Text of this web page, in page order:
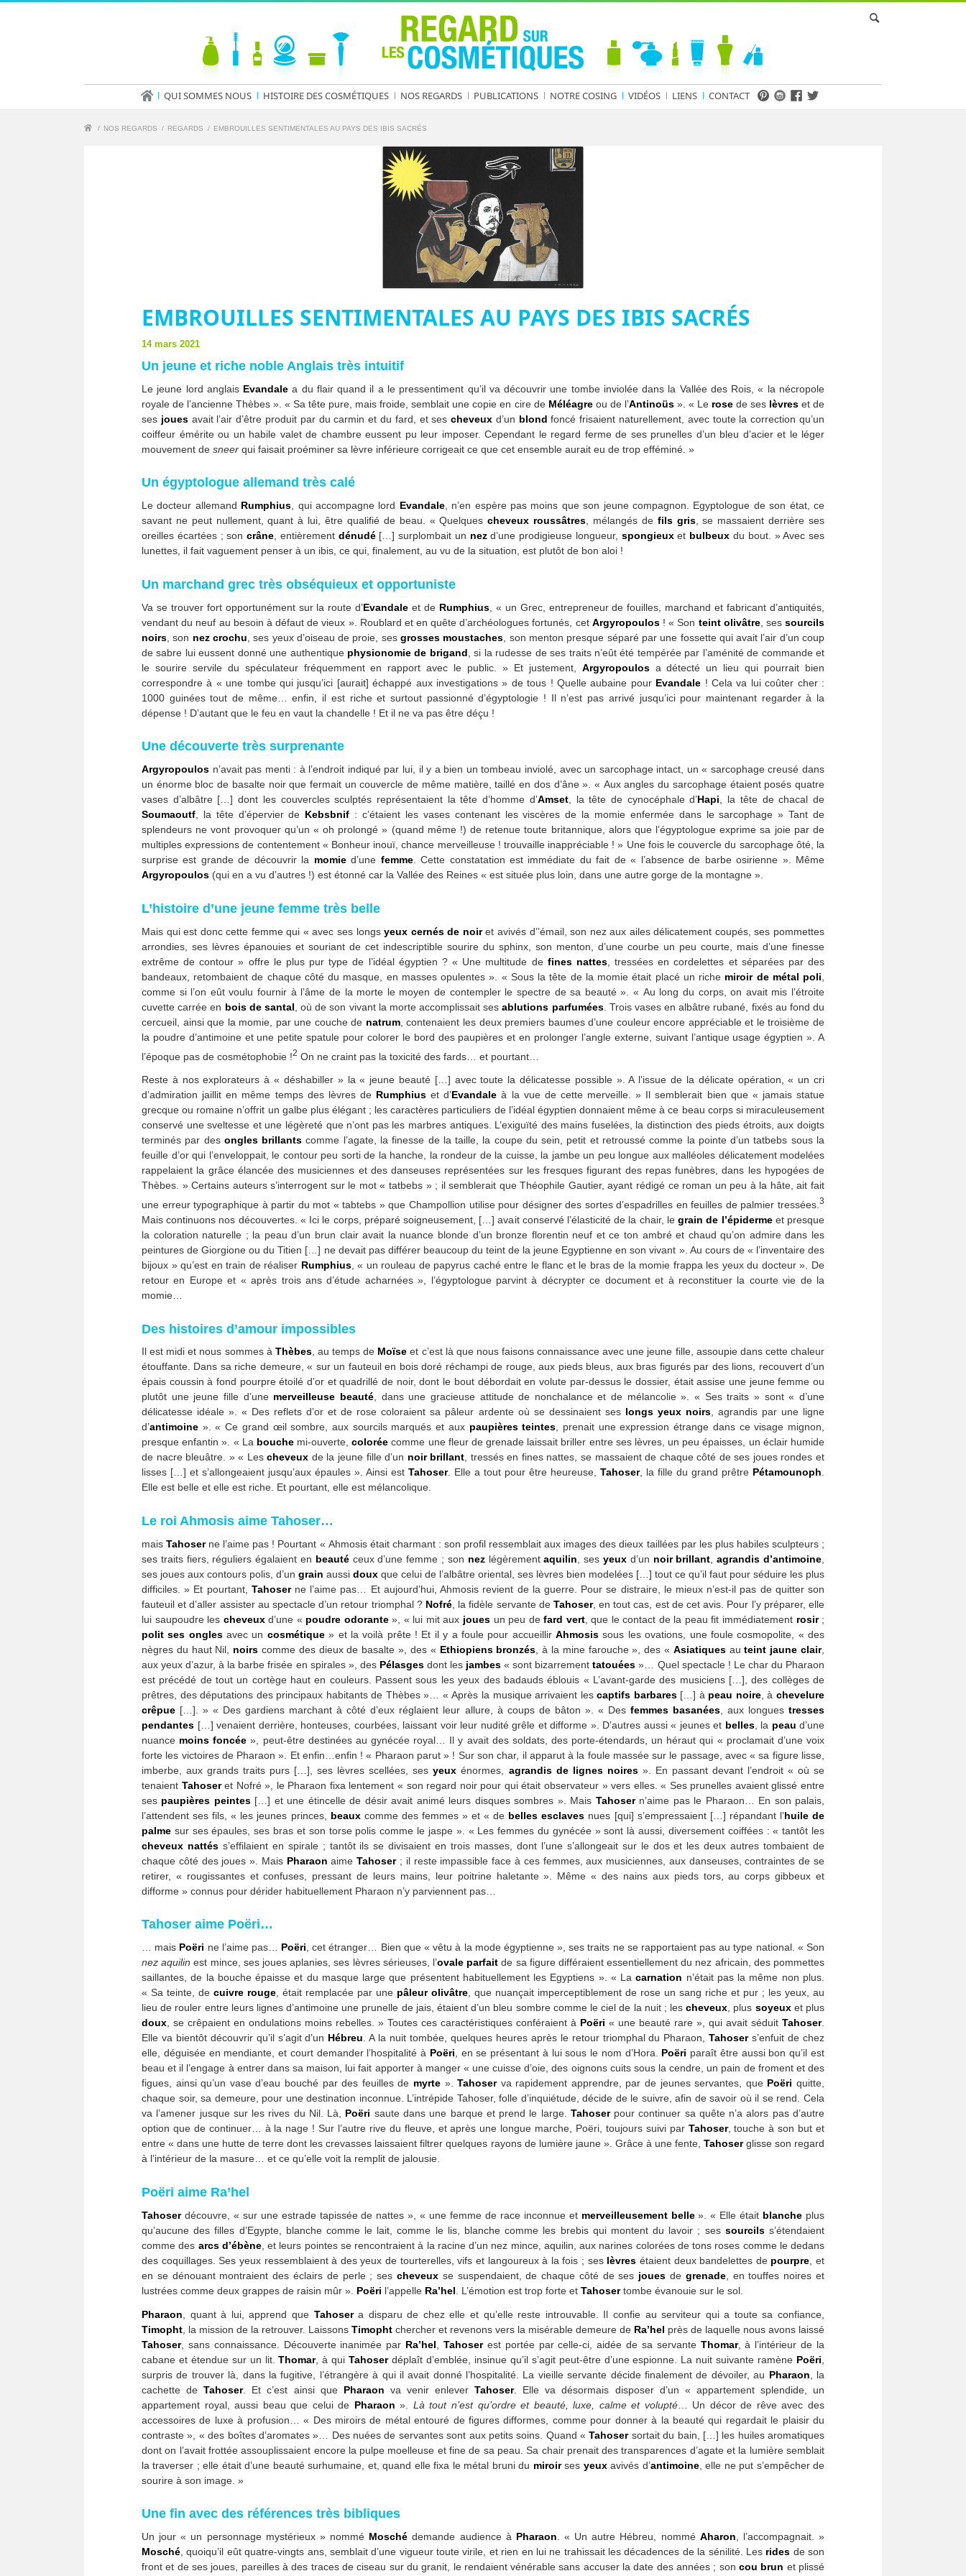
QUI SOMMES NOUS HISTOIRE DES COSMÉTIQUES NOS REGARDS PUBLICATIONS NOTRE COSING VIDÉOS LIENS CONTACT
/ NOS REGARDS / REGARDS / EMBROUILLES SENTIMENTALES AU PAYS DES IBIS SACRÉS
EMBROUILLES SENTIMENTALES AU PAYS DES IBIS SACRÉS
14 mars 2021
Un jeune et riche noble Anglais très intuitif
Le jeune lord anglais Evandale a du flair quand il a le pressentiment qu’il va découvrir une tombe inviolée dans la Vallée des Rois, « la nécropole
royale de l’ancienne Thèbes ». « Sa tête pure, mais froide, semblait une copie en cire de Méléagreou de l’Antinoüs». « Le rosede ses lèvreset de
ses jouesavait l’air d’être produit par du carmin et du fard, et sescheveux d’un blond foncé frisaient naturellement, avec toute la correction qu’un
coiffeur émérite ou un habile valet de chambre eussent pu leur imposer. Cependant le regard ferme de ses prunelles d’un bleu d’acier et le léger
mouvement de sneer qui faisait proéminer sa lèvre inférieure corrigeait ce que cet ensemble aurait eu de trop efféminé. »
Un égyptologue allemand très calé
Le docteur allemand Rumphius, qui accompagne lord Evandale, n’en espère pas moins que son jeune compagnon. Egyptologue de son état, ce
savant ne peut nullement, quant à lui, être qualifié de beau. « Quelquescheveux roussâtres, mélangés de fils gris, se massaient derrière ses
oreilles écartées ; soncrâne, entièrement dénudé[…] surplombait un nezd’une prodigieuse longueur, spongieuxet bulbeux du bout. » Avec ses
lunettes, il fait vaguement penser à un ibis, ce qui, finalement, au vu de la situation, est plutôt de bon aloi !
Un marchand grec très obséquieux et opportuniste
Va se trouver fort opportunément sur la route d’Evandale et de Rumphius, « un Grec, entrepreneur de fouilles, marchand et fabricant d’antiquités,
vendant du neuf au besoin à défaut de vieux ». Roublard et en quête d’archéologues fortunés, cet Argyropoulos! « Son teint olivâtre, sessourcils
noirs , son nez crochu , ses yeux d’oiseau de proie, sesgrosses moustaches , son menton presque séparé par une fossette qui avait l’air d’un coup
de sabre lui eussent donné une authentique physionomie de brigand , si la rudesse de ses traits n’eût été tempérée par l’aménité de commande et
le sourire servile du spéculateur fréquemment en rapport avec le public. » Et justement, Argyropoulosa détecté un lieu qui pourrait bien
correspondre à « une tombe qui jusqu’ici [aurait] échappé aux investigations » de tous ! Quelle aubaine pour Evandale ! Cela va lui coûter cher :
1000 guinées tout de même… enfin, il est riche et surtout passionné d’égyptologie ! Il n’est pas arrivé jusqu’ici pour maintenant regarder à la
dépense ! D’autant que le feu en vaut la chandelle ! Et il ne va pas être déçu !
Une découverte très surprenante
Argyropoulos n’avait pas menti : à l’endroit indiqué par lui, il y a bien un tombeau inviolé, avec un sarcophage intact, un « sarcophage creusé dans
un énorme bloc de basalte noir que fermait un couvercle de même matière, taillé en dos d’âne ». « Aux angles du sarcophage étaient posés quatre
vases d’albâtre […] dont les couvercles sculptés représentaient la tête d’homme d’Amset, la tête de cynocéphale d’Hapi, la tête de chacal de
Soumaoutf, la tête d’épervier de Kebsbnif : c’étaient les vases contenant les viscères de la momie enfermée dans le sarcophage » Tant de
splendeurs ne vont provoquer qu’un « oh prolongé » (quand même !) de retenue toute britannique, alors que l’égyptologue exprime sa joie par de
multiples expressions de contentement « Bonheur inouï, chance merveilleuse ! trouvaille inappréciable ! » Une fois le couvercle du sarcophage ôté, la
surprise est grande de découvrir la momied’une femme. Cette constatation est immédiate du fait de « l’absence de barbe osirienne ». Même
Argyropoulos (qui en a vu d’autres !) est étonné car la Vallée des Reines « est située plus loin, dans une autre gorge de la montagne ».
L’histoire d’une jeune femme très belle
Mais qui est donc cette femme qui « avec ses longsyeux cernés de noiret avivés d’’émail, son nez aux ailes délicatement coupés, ses pommettes
arrondies, ses lèvres épanouies et souriant de cet indescriptible sourire du sphinx, son menton, d’une courbe un peu courte, mais d’une finesse
extrême de contour » offre le plus pur type de l’idéal égyptien ? « Une multitude de fines nattes, tressées en cordelettes et séparées par des
bandeaux, retombaient de chaque côté du masque, en masses opulentes ». « Sous la tête de la momie était placé un riche miroir de métal poli
comme si l’on eût voulu fournir à l’âme de la morte le moyen de contempler le spectre de sa beauté ». « Au long du corps, on avait mis l’étroite
cuvette carrée en bois de santal , où de son vivant la morte accomplissait sesablutions parfumées. Trois vases en albâtre rubané, fixés au fond du
cercueil, ainsi que la momie, par une couche de natrum, contenaient les deux premiers baumes d’une couleur encore appréciable et le troisième de
la poudre d’antimoine et une petite spatule pour colorer le bord des paupières et en prolonger l’angle externe, suivant l’antique usage égyptien ». A
l’époque pas de cosmétophobie !2 On ne craint pas la toxicité des fards… et pourtant…
Reste à nos explorateurs à « déshabiller » la « jeune beauté […] avec toute la délicatesse possible ». A l’issue de la délicate opération, « un cri
d’admiration jaillit en même temps des lèvres de Rumphius et d’Evandale à la vue de cette merveille. » Il semblerait bien que « jamais statue
grecque ou romaine n’offrit un galbe plus élégant ; les caractères particuliers de l’idéal égyptien donnaient même à ce beau corps si miraculeusement
conservé une sveltesse et une légèreté que n’ont pas les marbres antiques. L’exiguïté des mains fuselées, la distinction des pieds étroits, aux doigts
terminés par des ongles brillants comme l’agate, la finesse de la taille, la coupe du sein, petit et retroussé comme la pointe d’un tatbebs sous la
feuille d’or qui l’enveloppait, le contour peu sorti de la hanche, la rondeur de la cuisse, la jambe un peu longue aux malléoles délicatement modelées
rappelaient la grâce élancée des musiciennes et des danseuses représentées sur les fresques figurant des repas funèbres, dans les hypogées de
Thèbes. » Certains auteurs s’interrogent sur le mot « tatbebs » ; il semblerait que Théophile Gautier, ayant rédigé ce roman un peu à la hâte, ait fait
une erreur typographique à partir du mot « tabtebs » que Champollion utilise pour désigner des sortes d’espadrilles en feuilles de palmier tressées. 3
Mais continuons nos découvertes. « Ici le corps, préparé soigneusement, […] avait conservé l’élasticité de la chair, legrain de l’épidermeet presque
la coloration naturelle ; la peau d’un brun clair avait la nuance blonde d’un bronze florentin neuf et ce ton ambré et chaud qu’on admire dans les
peintures de Giorgione ou du Titien […] ne devait pas différer beaucoup du teint de la jeune Egyptienne en son vivant ». Au cours de « l’inventaire des
bijoux » qu’est en train de réaliser Rumphius, « un rouleau de papyrus caché entre le flanc et le bras de la momie frappa les yeux du docteur ». De
retour en Europe et « après trois ans d’étude acharnées », l’égyptologue parvint à décrypter ce document et à reconstituer la courte vie de la
momie…
Des histoires d’amour impossibles
Il est midi et nous sommes à Thèbes, au temps de Moïse et c’est là que nous faisons connaissance avec une jeune fille, assoupie dans cette chaleur
étouffante. Dans sa riche demeure, « sur un fauteuil en bois doré réchampi de rouge, aux pieds bleus, aux bras figurés par des lions, recouvert d’un
épais coussin à fond pourpre étoilé d’or et quadrillé de noir, dont le bout débordait en volute par-dessus le dossier, était assise une jeune femme ou
plutôt une jeune fille d’une merveilleuse beauté, dans une gracieuse attitude de nonchalance et de mélancolie ». « Ses traits » sont « d’une
délicatesse idéale ». « Des reflets d’or et de rose coloraient sa pâleur ardente où se dessinaient ses longs yeux noirs, agrandis par une ligne
d’antimoine ». « Ce grand œil sombre, aux sourcils marqués et aux paupières teintes, prenait une expression étrange dans ce visage mignon,
presque enfantin ». « La bouchemi-ouverte,colorée comme une fleur de grenade laissait briller entre ses lèvres, un peu épaisses, un éclair humide
de nacre bleuâtre. » « Lescheveux de la jeune fille d’un noir brillant, tressés en fines nattes, se massaient de chaque côté de ses joues rondes et
lisses […] et s’allongeaient jusqu’aux épaules ». Ainsi est Tahoser. Elle a tout pour être heureuse, Tahoser, la fille du grand prêtre Pétamounoph.
Elle est belle et elle est riche. Et pourtant, elle est mélancolique.
Le roi Ahmosis aime Tahoser…
maisTahoserne l’aime pas ! Pourtant « Ahmosis était charmant : son profil ressemblait aux images des dieux taillées par les plus habiles sculpteurs ;
ses traits fiers, réguliers égalaient en beautéceux d’une femme ; son nezlégèrementaquilin , ses yeuxd’un noir brillant ,agrandis d’antimoine
ses joues aux contours polis, d’un grain aussi doux que celui de l’albâtre oriental, ses lèvres bien modelées […] tout ce qu’il faut pour séduire les plus
difficiles. » Et pourtant, Tahoserne l’aime pas… Et aujourd’hui, Ahmosis revient de la guerre. Pour se distraire, le mieux n’est-il pas de quitter son
fauteuil et d’aller assister au spectacle d’un retour triomphal ? Nofré, la fidèle servante de Tahoser, en tout cas, est de cet avis. Pour l’y préparer, elle
lui saupoudre les cheveuxd’une « poudre odorante», « lui mit aux jouesun peu defard vert, que le contact de la peau fit immédiatement rosir;
polit ses onglesavec un cosmétique» et la voilà prête ! Et il y a foule pour accueillirAhmosis sous les ovations, une foule cosmopolite, « des
nègres du haut Nil, noirs comme des dieux de basalte », des « Ethiopiens bronzés , à la mine farouche », des « Asiatiquesauteint jaune clair,
aux yeux d’azur, à la barbe frisée en spirales », des Pélasgesdont les jambes « sont bizarrementtatouées »… Quel spectacle ! Le char du Pharaon
est précédé de tout un cortège haut en couleurs. Passent sous les yeux des badauds éblouis « L’avant-garde des musiciens […], des collèges de
prêtres, des députations des principaux habitants de Thèbes »… « Après la musique arrivaient lescaptifs barbares[…] à peau noire, àchevelure
crêpue […]. » « Des gardiens marchant à côté d’eux réglaient leur allure, à coups de bâton ». « Des femmes basanées, aux longuestresses
pendantes […] venaient derrière, honteuses, courbées, laissant voir leur nudité grêle et difforme ». D’autres aussi « jeunes et belles, la peau d’une
nuance moins foncée », peut-être destinées au gynécée royal… Il y avait des soldats, des porte-étendards, un héraut qui « proclamait d’une voix
forte les victoires de Pharaon ». Et enfin…enfin ! « Pharaon parut » ! Sur son char, il apparut à la foule massée sur le passage, avec « sa figure lisse,
imberbe, aux grands traits purs […], ses lèvres scellées, sesyeux énormes, agrandis de lignes noires». En passant devant l’endroit « où se
tenaient Tahoseret Nofré », le Pharaon fixa lentement « son regard noir pour qui était observateur » vers elles. « Ses prunelles avaient glissé entre
ses paupières peintes[…] et une étincelle de désir avait animé leurs disques sombres ». Mais Tahoser n’aime pas le Pharaon… En son palais,
l’attendent ses fils, « les jeunes princes, beauxcomme des femmes » et « de belles esclaves nues [qui] s’empressaient […] répandant l’huile de
palme sur ses épaules, ses bras et son torse polis comme le jaspe ». « Les femmes du gynécée » sont là aussi, diversement coiffées : « tantôt les
cheveux nattéss’effilaient en spirale ; tantôt ils se divisaient en trois masses, dont l’une s’allongeait sur le dos et les deux autres tombaient de
chaque côté des joues ». Mais Pharaon aimeTahoser; il reste impassible face à ces femmes, aux musiciennes, aux danseuses, contraintes de se
retirer, « rougissantes et confuses, pressant de leurs mains, leur poitrine haletante ». Même « des nains aux pieds tors, au corps gibbeux et
difforme » connus pour dérider habituellement Pharaon n’y parviennent pas…
Tahoser aime Poëri…
… mais Poëri ne l’aime pas… Poëri, cet étranger… Bien que « vêtu à la mode égyptienne », ses traits ne se rapportaient pas au type national. « Son
nez aquilin est mince, ses joues aplanies, ses lèvres sérieuses, l’ovale parfait de sa figure différaient essentiellement du nez africain, des pommettes
saillantes, de la bouche épaisse et du masque large que présentent habituellement les Egyptiens ». « Lacarnation n’était pas la même non plus.
« Sa teinte, de cuivre rouge, était remplacée par une pâleur olivâtre, que nuançait imperceptiblement de rose un sang riche et pur ; les yeux, au
lieu de rouler entre leurs lignes d’antimoine une prunelle de jais, étaient d’un bleu sombre comme le ciel de la nuit ; lescheveux, plus soyeuxet plus
doux, se crêpaient en ondulations moins rebelles. » Toutes ces caractéristiques conféraient à Poëri « une beauté rare », qui avait séduit Tahoser.
Elle va bientôt découvrir qu’il s’agit d’un Hébreu. A la nuit tombée, quelques heures après le retour triomphal du Pharaon,Tahosers’enfuit de chez
elle, déguisée en mendiante, et court demander l’hospitalité à Poëri, en se présentant à lui sous le nom d’Hora. Poëri paraît être aussi bon qu’il est
beau et il l’engage à entrer dans sa maison, lui fait apporter à manger « une cuisse d’oie, des oignons cuits sous la cendre, un pain de froment et des
figues, ainsi qu’un vase d’eau bouché par des feuilles de myrte».Tahoserva rapidement apprendre, par de jeunes servantes, que Poëri quitte,
chaque soir, sa demeure, pour une destination inconnue. L’intrépide Tahoser, folle d’inquiétude, décide de le suivre, afin de savoir où il se rend. Cela
va l’amener jusque sur les rives du Nil. Là, Poëri saute dans une barque et prend le large. Tahoserpour continuer sa quête n’a alors pas d’autre
option que de continuer… à la nage ! Sur l’autre rive du fleuve, et après une longue marche, Poëri, toujours suivi par Tahoser, touche à son but et
entre « dans une hutte de terre dont les crevasses laissaient filtrer quelques rayons de lumière jaune ». Grâce à une fente, Tahoserglisse son regard
à l’intérieur de la masure… et ce qu’elle voit la remplit de jalousie.
Poëri aime Ra’hel
Tahoserdécouvre, « sur une estrade tapissée de nattes », « une femme de race inconnue et merveilleusement belle». « Elle était blanche plus
qu’aucune des filles d’Egypte, blanche comme le lait, comme le lis, blanche comme les brebis qui montent du lavoir ; ses sourcilss’étendaient
comme des arcs d’ébène, et leurs pointes se rencontraient à la racine d’un nez mince, aquilin, aux narines colorées de tons roses comme le dedans
des coquillages. Ses yeux ressemblaient à des yeux de tourterelles, vifs et langoureux à la fois ; ses lèvres étaient deux bandelettes de pourpre , et
en se dénouant montraient des éclairs de perle ; ses cheveuxse suspendaient, de chaque côté de ses joues de grenade, en touffes noires et
lustrées comme deux grappes de raisin mûr ». Poëri l’appelle Ra’hel . L’émotion est trop forte et Tahosertombe évanouie sur le sol.
Pharaon , quant à lui, apprend que Tahosera disparu de chez elle et qu’elle reste introuvable. Il confie au serviteur qui a toute sa confiance,
Timopht , la mission de la retrouver. Laissons Timopht chercher et revenons vers la misérable demeure de Ra’hel près de laquelle nous avons laissé
Tahoser, sans connaissance. Découverte inanimée par Ra’hel Tahoserest portée par celle-ci, aidée de sa servante Thomar, à l’intérieur de la
cabane et étendue sur un lit.Thomar, à quiTahoserdéplaît d’emblée, insinue qu’il s’agit peut-être d’une espionne. La nuit suivante ramène Poëri
surpris de trouver là, dans la fugitive, l’étrangère à qui il avait donné l’hospitalité. La vieille servante décide finalement de dévoiler, au Pharaon , la
cachette deTahoser. Et c’est ainsi que Pharaon va venir enleverTahoser. Elle va désormais disposer d’un « appartement splendide, un
appartement royal, aussi beau que celui de Pharaon ». Là tout n’est qu’ordre et beauté, luxe, calme et volupté… Un décor de rêve avec des
accessoires de luxe à profusion… « Des miroirs de métal entouré de figures difformes, comme pour donner à la beauté qui regardait le plaisir du
contraste », « des boîtes d’aromates »… Des nuées de servantes sont aux petits soins. Quand «Tahosersortait du bain, […] les huiles aromatiques
dont on l’avait frottée assouplissaient encore la pulpe moelleuse et fine de sa peau. Sa chair prenait des transparences d’agate et la lumière semblait
la traverser ; elle était d’une beauté surhumaine, et, quand elle fixa le métal bruni du miroirses yeuxavivés d’antimoine, elle ne put s’empêcher de
sourire à son image. »
Une fin avec des références très bibliques
Un jour « un personnage mystérieux » nommé Mosché demande audience à Pharaon . « Un autre Hébreu, nommé Aharon , l’accompagnait. »
Mosché , quoiqu’il eût quatre-vingts ans, semblait d’une vigueur toute virile, et rien en lui ne trahissait les décadences de la sénilité. Les rides de son
front et de ses joues, pareilles à des traces de ciseau sur du granit, le rendaient vénérable sans accuser la date des années ; soncou brun et plissé